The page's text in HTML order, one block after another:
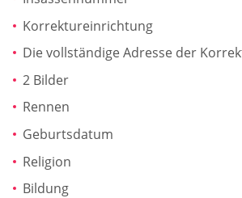
Korrektureinrichtung
Die vollständige Adresse der
2 Bilder
Rennen
Geburtsdatum
Religion
Bildung